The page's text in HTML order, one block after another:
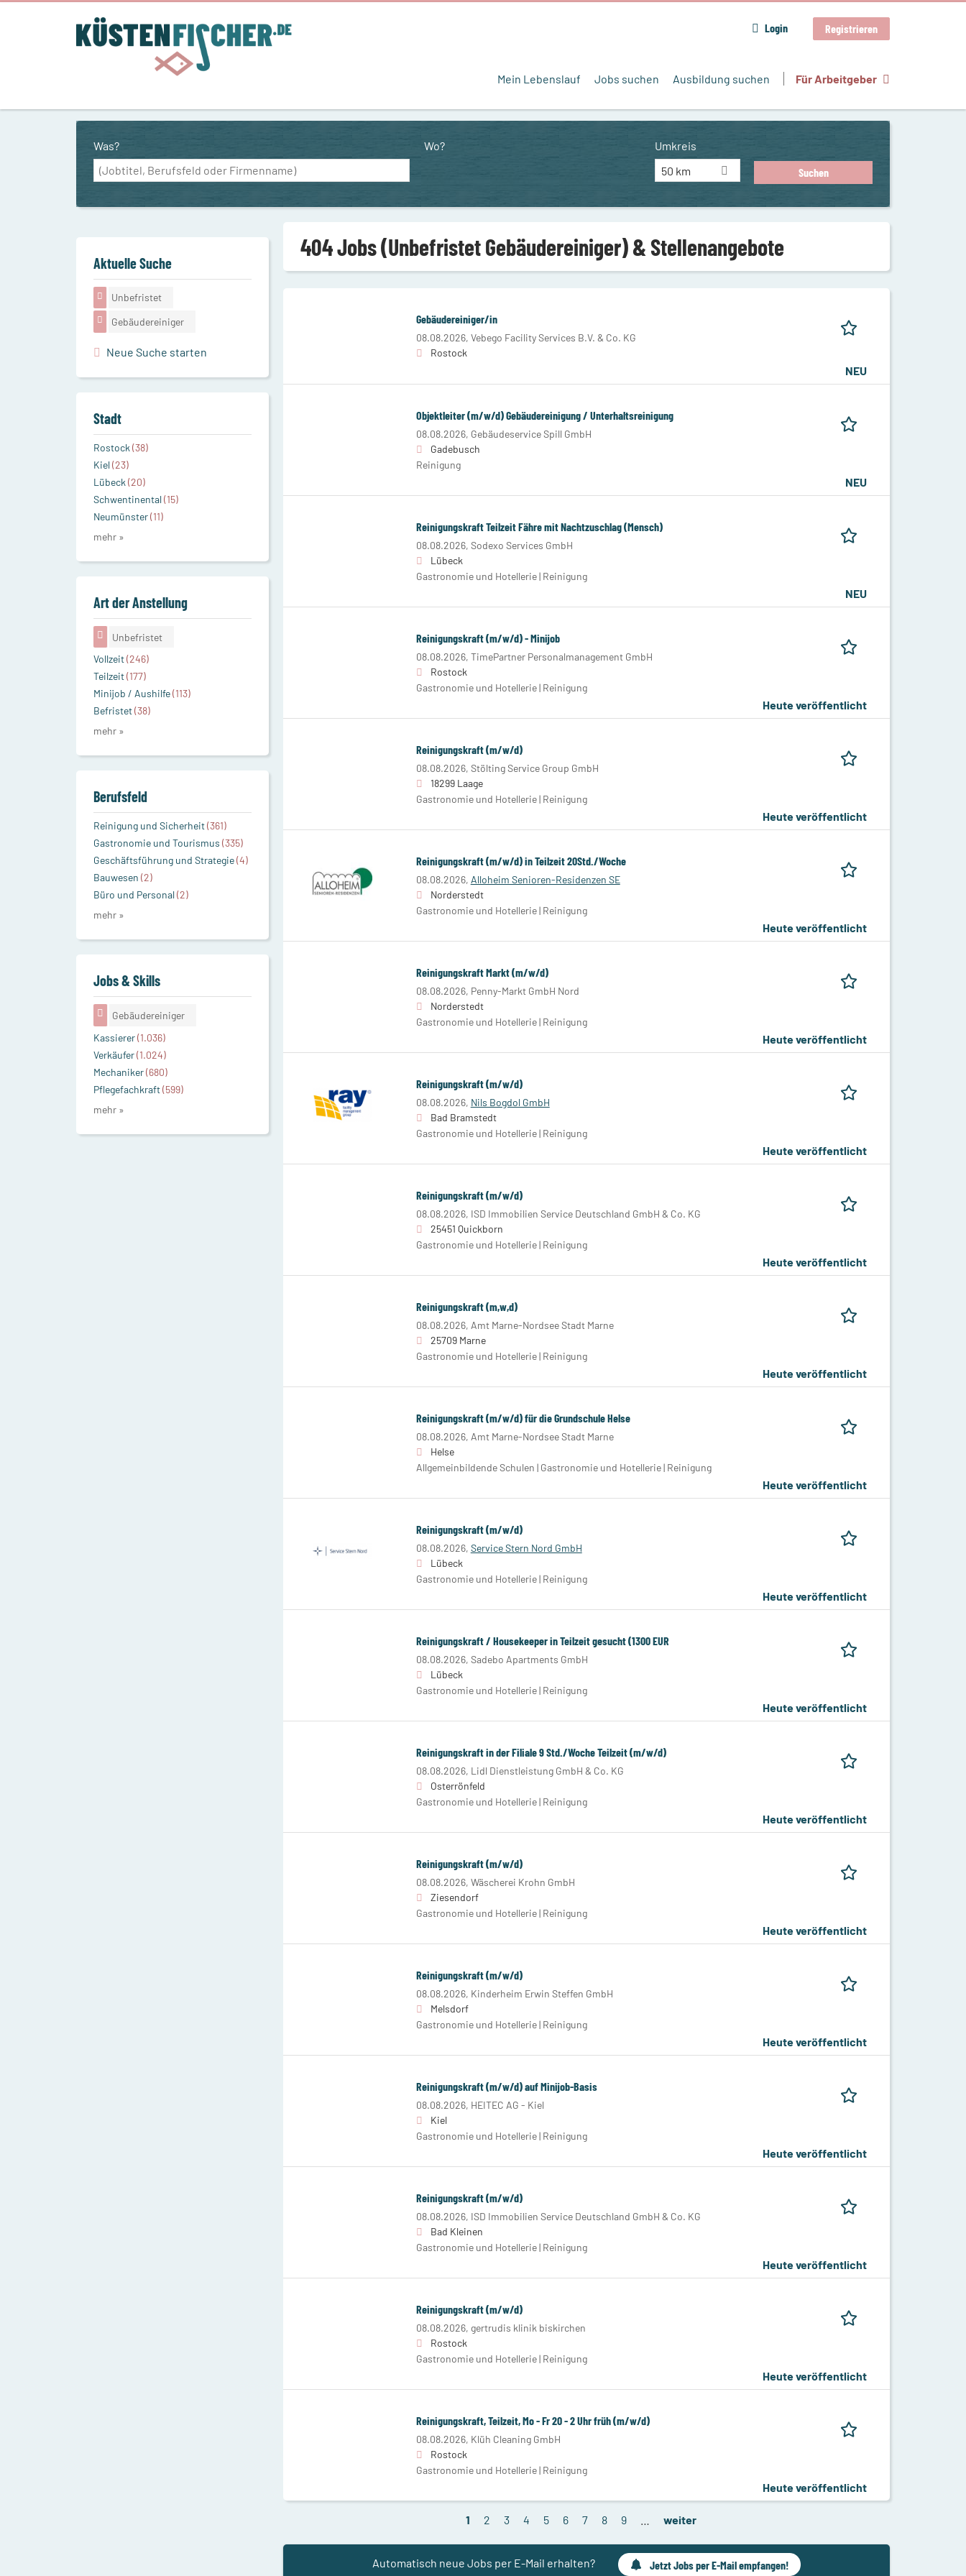
Login Registrieren
Mein Lebenslauf Jobs suchen Ausbildung suchen Für Arbeitgeber
Was? Wo?
Umkreis
50 km
404 Jobs (Unbefristet Gebäudereiniger) & Stellenangebote
Gebäudereiniger/in
08.08.2026, Vebego Facility Services B.V. & Co. KG
Rostock
NEU
Objektleiter (m/w/d) Gebäudereinigung / Unterhaltsreinigung
08.08.2026, Gebäudeservice Spill GmbH
Gadebusch
Reinigung
NEU
Reinigungskraft Teilzeit Fähre mit Nachtzuschlag (Mensch)
08.08.2026, Sodexo Services GmbH
Lübeck
Gastronomie und Hotellerie | Reinigung
NEU
Reinigungskraft (m/w/d) - Minijob
08.08.2026, TimePartner Personalmanagement GmbH
Rostock
Gastronomie und Hotellerie | Reinigung
Heute veröffentlicht
Reinigungskraft (m/w/d)
08.08.2026, Stölting Service Group GmbH
18299 Laage
Gastronomie und Hotellerie | Reinigung
Heute veröffentlicht
Reinigungskraft (m/w/d) in Teilzeit 20Std./Woche
08.08.2026, Alloheim Senioren-Residenzen SE
Norderstedt
Gastronomie und Hotellerie | Reinigung
Heute veröffentlicht
Reinigungskraft Markt (m/w/d)
08.08.2026, Penny-Markt GmbH Nord
Norderstedt
Gastronomie und Hotellerie | Reinigung
Heute veröffentlicht
Reinigungskraft (m/w/d)
08.08.2026, Nils Bogdol GmbH
Bad Bramstedt
Gastronomie und Hotellerie | Reinigung
Heute veröffentlicht
Reinigungskraft (m/w/d)
08.08.2026, ISD Immobilien Service Deutschland GmbH & Co. KG
25451 Quickborn
Gastronomie und Hotellerie | Reinigung
Heute veröffentlicht
Reinigungskraft (m,w,d)
08.08.2026, Amt Marne-Nordsee Stadt Marne
25709 Marne
Gastronomie und Hotellerie | Reinigung
Heute veröffentlicht
Reinigungskraft (m/w/d) für die Grundschule Helse
08.08.2026, Amt Marne-Nordsee Stadt Marne
Helse
Allgemeinbildende Schulen | Gastronomie und Hotellerie | Reinigung
Heute veröffentlicht
Reinigungskraft (m/w/d)
08.08.2026, Service Stern Nord GmbH
Lübeck
Gastronomie und Hotellerie | Reinigung
Heute veröffentlicht
Reinigungskraft / Housekeeper in Teilzeit gesucht (1300 EUR
08.08.2026, Sadebo Apartments GmbH
Lübeck
Gastronomie und Hotellerie | Reinigung
Heute veröffentlicht
Reinigungskraft in der Filiale 9 Std./Woche Teilzeit (m/w/d)
08.08.2026, Lidl Dienstleistung GmbH & Co. KG
Osterrönfeld
Gastronomie und Hotellerie | Reinigung
Heute veröffentlicht
Reinigungskraft (m/w/d)
08.08.2026, Wäscherei Krohn GmbH
Ziesendorf
Gastronomie und Hotellerie | Reinigung
Heute veröffentlicht
Reinigungskraft (m/w/d)
08.08.2026, Kinderheim Erwin Steffen GmbH
Melsdorf
Gastronomie und Hotellerie | Reinigung
Heute veröffentlicht
Reinigungskraft (m/w/d) auf Minijob-Basis
08.08.2026, HEITEC AG - Kiel
Kiel
Gastronomie und Hotellerie | Reinigung
Heute veröffentlicht
Reinigungskraft (m/w/d)
08.08.2026, ISD Immobilien Service Deutschland GmbH & Co. KG
Bad Kleinen
Gastronomie und Hotellerie | Reinigung
Heute veröffentlicht
Reinigungskraft (m/w/d)
08.08.2026, gertrudis klinik biskirchen
Rostock
Gastronomie und Hotellerie | Reinigung
Heute veröffentlicht
Reinigungskraft, Teilzeit, Mo - Fr 20 - 2 Uhr früh (m/w/d)
08.08.2026, Klüh Cleaning GmbH
Rostock
Gastronomie und Hotellerie | Reinigung
Heute veröffentlicht
1 2 3 4 5 6 7 8 9 weiter
Automatisch neue Jobs per E-Mail erhalten? Jetzt Jobs per E-Mail empfangen!
Aktuelle Suche
Unbefristet
Gebäudereiniger
Neue Suche starten
Stadt
Rostock (38)
Kiel(23)
Lübeck (20)
Schwentinental(15)
Neumünster(11)
mehr »
Art der Anstellung
Unbefristet
Vollzeit(246)
Teilzeit(177)
Minijob / Aushilfe(113)
Befristet(38)
mehr »
Berufsfeld
Reinigung und Sicherheit(361)
Gastronomie und Tourismus (335)
Geschäftsführung und Strategie(4)
Bauwesen (2)
Büro und Personal(2)
mehr »
Jobs & Skills
Gebäudereiniger
Kassierer(1.036)
Verkäufer(1.024)
Mechaniker(680)
Pflegefachkraft(599)
mehr »